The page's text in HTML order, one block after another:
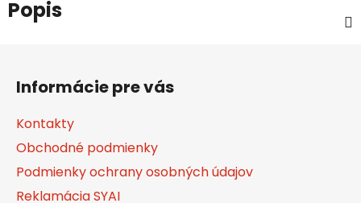
Popis
Informácie pre vás
Kontakty
Obchodné podmienky
Podmienky ochrany osobných údajov
Reklamácia SYAI